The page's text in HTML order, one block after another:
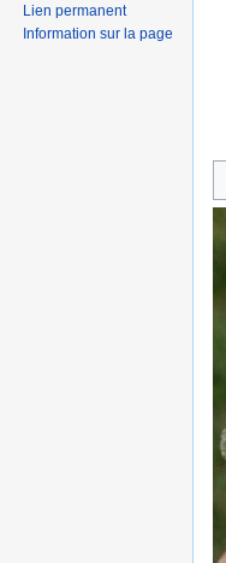
Lien permanent
Information sur la page